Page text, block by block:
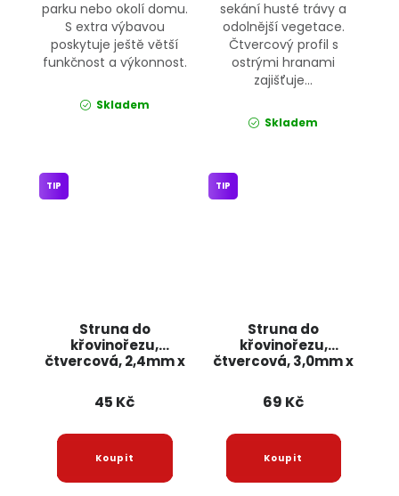
parku nebo okolí domu.
S extra výbavou
poskytuje ještě větší
funkčnost a výkonnost.
Skladem
sekání husté trávy a
odolnější vegetace.
Čtvercový profil s
ostrými hranami
zajišťuje...
Skladem
Struna do
křovinořezu,
čtvercová, 2,4mm x
TIP
45 Kč
Struna do
křovinořezu,
čtvercová, 3,0mm x
TIP
69 Kč